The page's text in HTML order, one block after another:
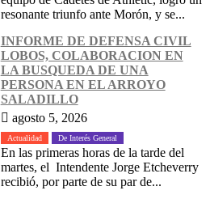
resonante triunfo ante Morón, y se...
INFORME DE DEFENSA CIVIL
LOBOS, COLABORACION EN
LA BUSQUEDA DE UNA
PERSONA EN EL ARROYO
SALADILLO
agosto 5, 2026
Actualidad De Interés General
En las primeras horas de la tarde del
martes, el Intendente Jorge Etcheverry
recibió, por parte de su par de...